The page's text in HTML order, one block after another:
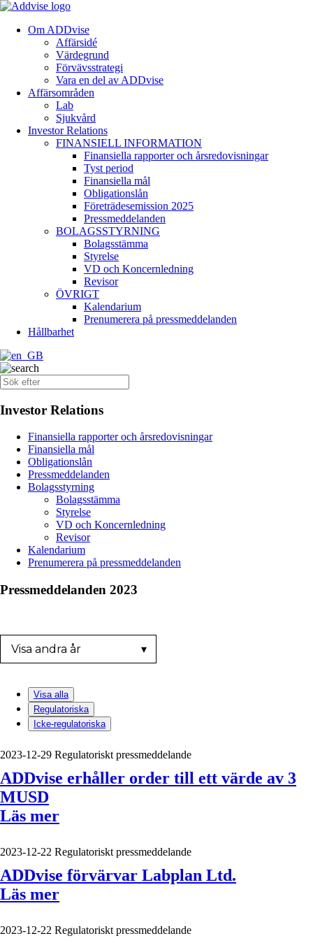
Om ADDvise
Affärsidé
Värdegrund
Förvävsstrategi
Vara en del av ADDvise
Affärsområden
Lab
Sjukvård
Investor Relations
FINANSIELL INFORMATION
Finansiella rapporter och årsredovisningar
Tyst period
Finansiella mål
Obligationslån
Företrädesemission 2025
Pressmeddelanden
BOLAGSSTYRNING
Bolagsstämma
Styrelse
VD och Koncernledning
Revisor
ÖVRIGT
Kalendarium
Prenumerera på pressmeddelanden
Hållbarhet
Investor Relations
Finansiella rapporter och årsredovisningar
Finansiella mål
Obligationslån
Pressmeddelanden
Bolagsstyrning
Bolagsstämma
Styrelse
VD och Koncernledning
Revisor
Kalendarium
Prenumerera på pressmeddelanden
Pressmeddelanden 2023
Visa alla
Regulatoriska
Icke-regulatoriska
2023-12-29 Regulatoriskt pressmeddelande
ADDvise erhåller order till ett värde av 3
MUSD
Läs mer
2023-12-22 Regulatoriskt pressmeddelande
ADDvise förvärvar Labplan Ltd.
Läs mer
2023-12-22 Regulatoriskt pressmeddelande